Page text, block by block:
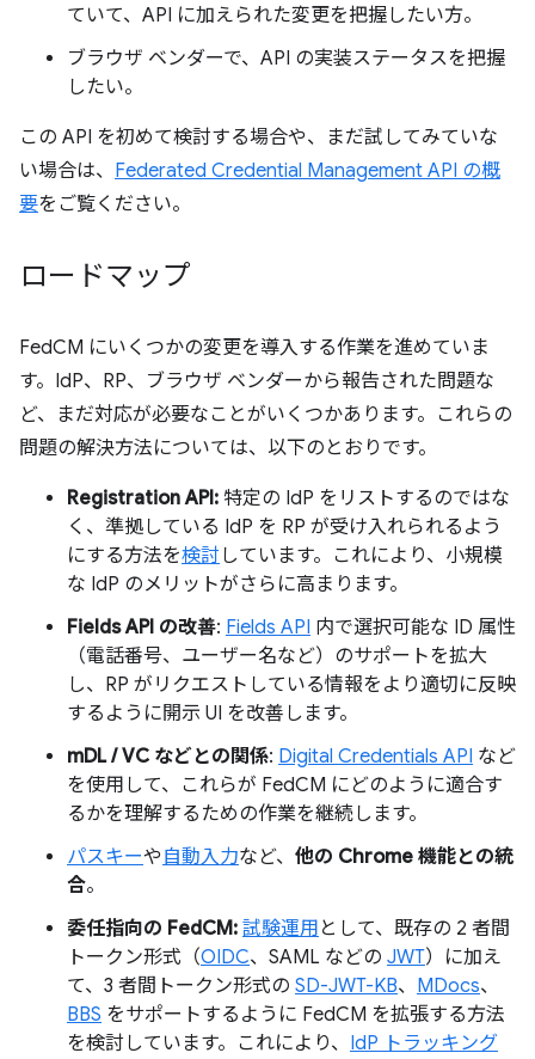
ていて、API に加えられた変更を把握したい方。
ブラウザ ベンダーで、API の実装ステータスを把握
したい。
この API を初めて検討する場合や、まだ試してみていな
い場合は、 Federated Credential Management API の概
要をご覧ください。
ロードマップ
FedCM にいくつかの変更を導入する作業を進めていま
す。IdP、RP、ブラウザ ベンダーから報告された問題な
ど、まだ対応が必要なことがいくつかあります。これらの
問題の解決方法については、以下のとおりです。
Registration API: 特定の IdP をリストするのではな
く、準拠している IdP を RP が受け入れられるよう
にする方法を検討しています。これにより、小規模
な IdP のメリットがさらに高まります。
Fields API の改善: Fields API 内で選択可能な ID 属性
（電話番号、ユーザー名など）のサポートを拡大
し、RP がリクエストしている情報をより適切に反映
するように開示 UI を改善します。
mDL / VC などとの関係: Digital Credentials API など
を使用して、これらが FedCM にどのように適合す
るかを理解するための作業を継続します。
パスキーや自動入力など、 他の Chrome 機能との統
合。
委任指向の FedCM: 試験運用 として、既存の 2 者間
トークン形式（OIDC、SAML などの JWT）に加え
て、3 者間トークン形式の SD-JWT-KB、 MDocs、
BBS をサポートするように FedCM を拡張する方法
を検討しています。これにより、 IdP トラッキング